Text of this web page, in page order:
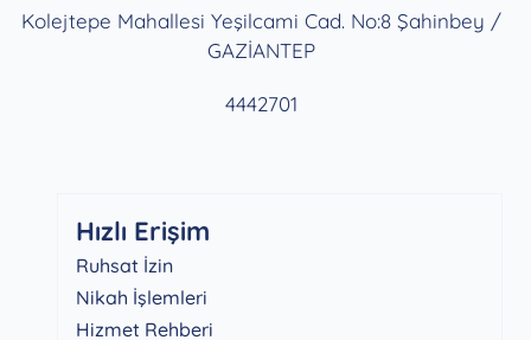
Kolejtepe Mahallesi Yeşilcami Cad. No:8 Şahinbey /
GAZİANTEP
4442701
Hızlı Erişim
Ruhsat İzin
Nikah İşlemleri
Hizmet Rehberi